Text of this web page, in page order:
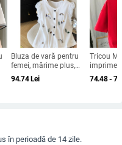
Bluza de vară pentru
femei, mărime plus,
din in și bumbac, cu
mâneci bufante și
94.74Lei
Tricou
animate,
scurte,
74.48 -
în perioadă de 14 zile.